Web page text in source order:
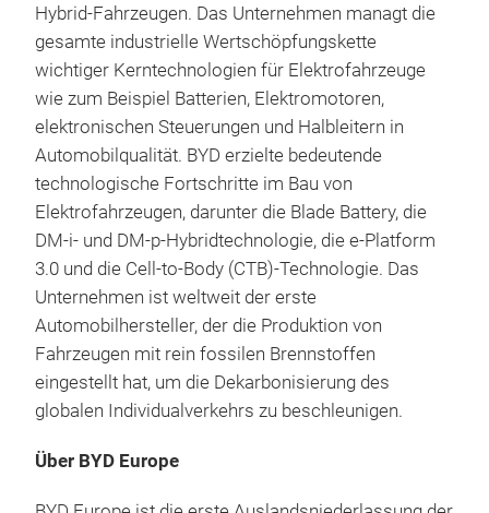
Vehicles (NEV): reinen Elektro- sowie Plug-in-
Hybrid-Fahrzeugen. Das Unternehmen managt die
gesamte industrielle Wertschöpfungskette
wichtiger Kerntechnologien für Elektrofahrzeuge
wie zum Beispiel Batterien, Elektromotoren,
elektronischen Steuerungen und Halbleitern in
Automobilqualität. BYD erzielte bedeutende
technologische Fortschritte im Bau von
Elektrofahrzeugen, darunter die Blade Battery, die
DM-i- und DM-p-Hybridtechnologie, die e-Platform
3.0 und die Cell-to-Body (CTB)-Technologie. Das
Unternehmen ist weltweit der erste
Automobilhersteller, der die Produktion von
Fahrzeugen mit rein fossilen Brennstoffen
eingestellt hat, um die Dekarbonisierung des
globalen Individualverkehrs zu beschleunigen.
Über BYD Europe